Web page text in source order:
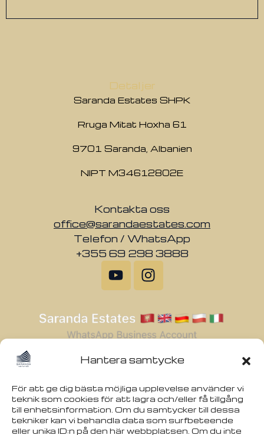
Hantera samtycke
För att ge dig bästa möjliga upplevelse använder vi
teknik som cookies för att lagra och/eller få tillgång
till enhetsinformation. Om du samtycker till dessa
tekniker kan vi behandla data som surfbeteende
eller unika ID:n på den här webbplatsen. Om du inte
Detaljer
Saranda Estates SHPK
Rruga Mitat Hoxha 61
9701 Saranda, Albanien
NIPT M34612802E
Kontakta oss
office@sarandaestates.com
Telefon / WhatsApp
+355 69 298 3888